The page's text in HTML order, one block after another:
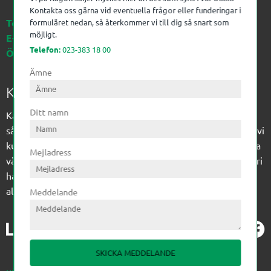
Telefon:023-383 18 00
E-post:kagon@kagon.se
Öppettider:Måndag-Fredag, 07-16
Kagon AB
Kagon har sedan 1972 levererat kompetens till
sågverksindustrin och övrig industri. Till träindustrin tillför vi
kunskap med optimeringslösningar från timmerplanen hela
vägen fram till paketering/emballering och till övrig industri
har vi ett komplement sortiment av teknikprodukter med
allt ifrån slangtillverkning till transmission och lager.
Kontakta oss gärna vid eventuella frågor eller funderingar i
formuläret nedan, så återkommer vi till dig så snart som
möjligt.
Telefon:023-383 18 00
Ämne
Ditt namn
Mejladress
Meddelande
SKICKA MEDDELANDE